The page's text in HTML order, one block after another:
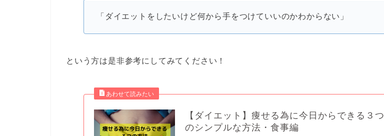
「ダイエットをしたいけど何から手をつけていいのかわからない」
という方は是非参考にしてみてください！
【ダイエット】痩せる為に今日からできる３つ
のシンプルな方法・食事編